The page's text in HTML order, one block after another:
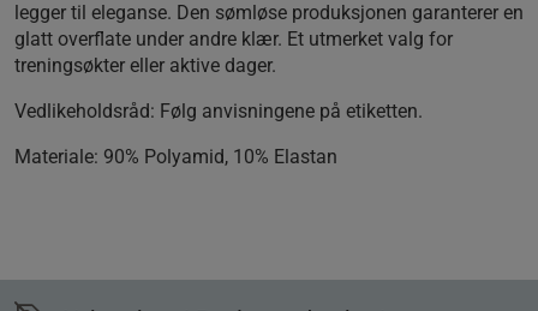
legger til eleganse. Den sømløse produksjonen garanterer en
glatt overflate under andre klær. Et utmerket valg for
treningsøkter eller aktive dager.
Vedlikeholdsråd: Følg anvisningene på etiketten.
Materiale: 90% Polyamid, 10% Elastan